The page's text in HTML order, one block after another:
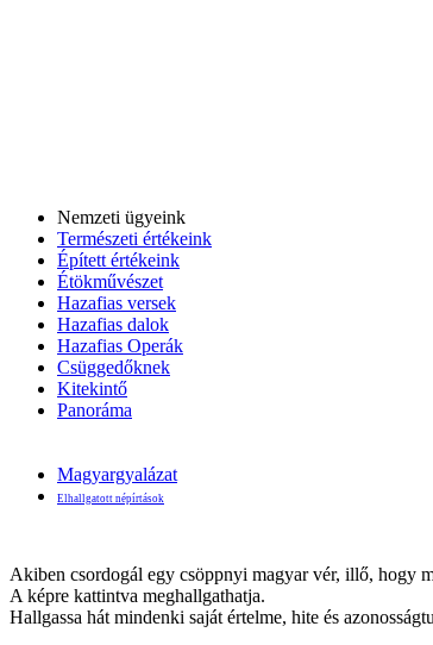
Nemzeti ügyeink
Természeti értékeink
Épített értékeink
Étökművészet
Hazafias versek
Hazafias dalok
Hazafias Operák
Csüggedőknek
Kitekintő
Panoráma
Magyargyalázat
Elhallgatott népírtások
Akiben csordogál egy csöppnyi magyar vér, illő, hogy
A képre kattintva meghallgathatja.
Hallgassa hát mindenki saját értelme, hite és